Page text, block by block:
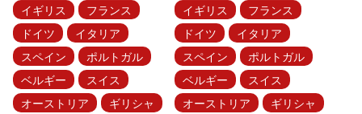
イギリス
フランス
ドイツ
イタリア
スペイン
ポルトガル
ベルギー
スイス
オーストリア
ギリシャ
イギリス
フランス
ドイツ
イタリア
スペイン
ポルトガル
ベルギー
スイス
オーストリア
ギリシャ